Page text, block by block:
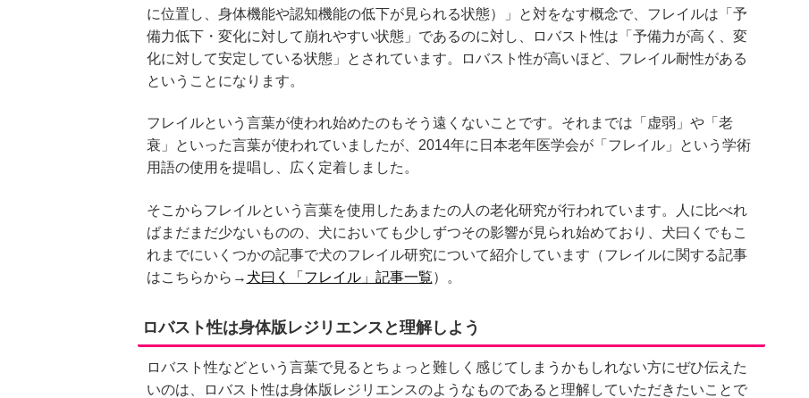
に位置し、身体機能や認知機能の低下が見られる状態）」と対をなす概念で、フレイルは「予
備力低下・変化に対して崩れやすい状態」であるのに対し、ロバスト性は「予備力が高く、変
化に対して安定している状態」とされています。ロバスト性が高いほど、フレイル耐性がある
ということになります。
フレイルという言葉が使われ始めたのもそう遠くないことです。それまでは「虚弱」や「老
衰」といった言葉が使われていましたが、2014年に日本老年医学会が「フレイル」という学術
用語の使用を提唱し、広く定着しました。
そこからフレイルという言葉を使用したあまたの人の老化研究が行われています。人に比べれ
ばまだまだ少ないものの、犬においても少しずつその影響が見られ始めており、犬曰くでもこ
れまでにいくつかの記事で犬のフレイル研究について紹介しています（フレイルに関する記事
はこちらから→ 犬曰く「フレイル」記事一覧）。
ロバスト性は身体版レジリエンスと理解しよう
ロバスト性などという言葉で見るとちょっと難しく感じてしまうかもしれない方にぜひ伝えた
いのは、ロバスト性は身体版レジリエンスのようなものであると理解していただきたいことで